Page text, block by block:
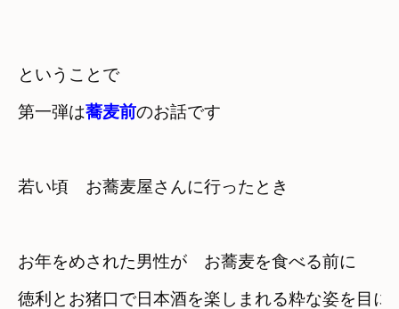
ということで
第一弾は蕎麦前のお話です
若い頃　お蕎麦屋さんに行ったとき
お年をめされた男性が　お蕎麦を食べる前に
徳利とお猪口で日本酒を楽しまれる粋な姿を目に